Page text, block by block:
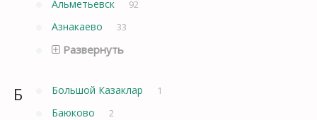
Альметьевск 92
Азнакаево 33
Развернуть
Б Большой Казаклар 1
Баюково 2